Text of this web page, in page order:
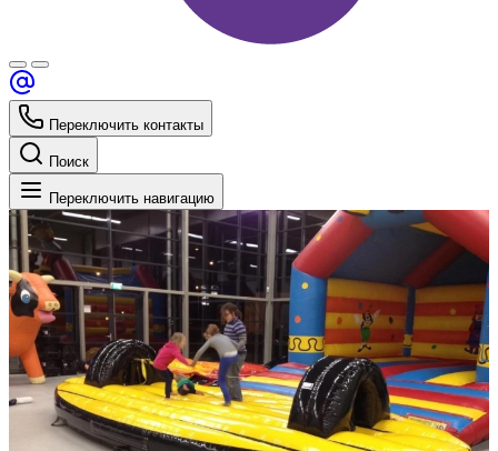
Переключить контакты
Поиск
Переключить навигацию